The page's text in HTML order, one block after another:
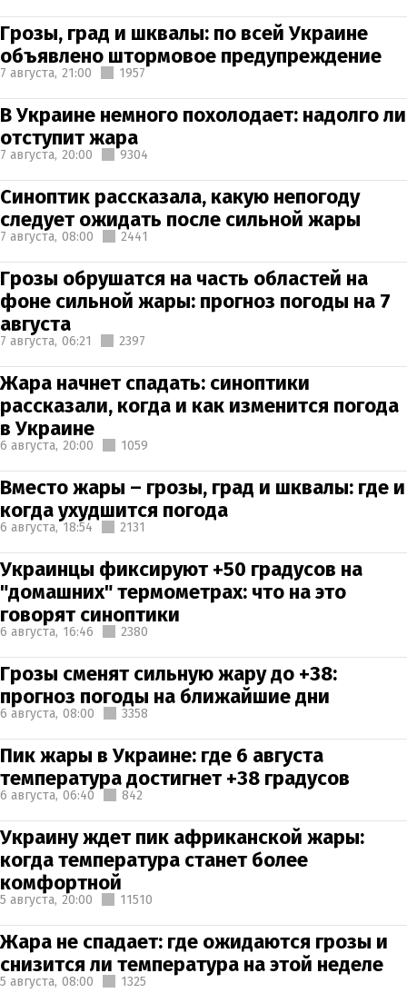
Грозы, град и шквалы: по всей Украине
объявлено штормовое предупреждение
7 августа, 21:00 1957
В Украине немного похолодает: надолго ли
отступит жара
7 августа, 20:00 9304
Синоптик рассказала, какую непогоду
следует ожидать после сильной жары
7 августа, 08:00 2441
Грозы обрушатся на часть областей на
фоне сильной жары: прогноз погоды на 7
августа
7 августа, 06:21 2397
Жара начнет спадать: синоптики
рассказали, когда и как изменится погода
в Украине
6 августа, 20:00 1059
Вместо жары – грозы, град и шквалы: где и
когда ухудшится погода
6 августа, 18:54 2131
Украинцы фиксируют +50 градусов на
"домашних" термометрах: что на это
говорят синоптики
6 августа, 16:46 2380
Грозы сменят сильную жару до +38:
прогноз погоды на ближайшие дни
6 августа, 08:00 3358
Пик жары в Украине: где 6 августа
температура достигнет +38 градусов
6 августа, 06:40 842
Украину ждет пик африканской жары:
когда температура станет более
комфортной
5 августа, 20:00 11510
Жара не спадает: где ожидаются грозы и
снизится ли температура на этой неделе
5 августа, 08:00 1325